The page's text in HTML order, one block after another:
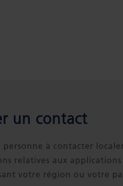
un contact
personne à contacter
relatives aux
votre région ou votre